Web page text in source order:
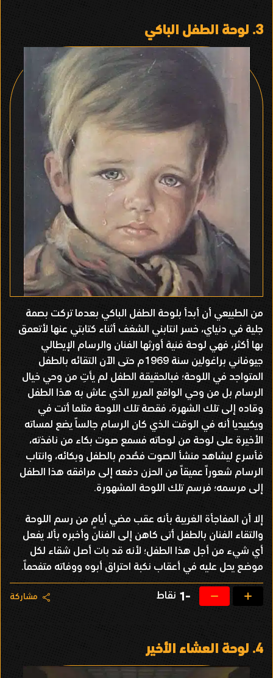
3. لوحة الطفل الباكي
من الطبيعي أن أبدأ بلوحة الطفل الباكي بعدما تركت بصمة
جلية في دنياي، خسر انتابني الشغف أثناء كتابتي عنها لأتعمق
بها أكثر، فهي لوحة فنية أورثها الفنان والرسام الإيطالي
جيوفاني براغولين سنة 1969م حتى الآن التقائه بالطفل
المتواجد في اللوحة؛ فبالحقيقة الطفل لم يأتِ من وحي خيال
الرسام بل من وحي الواقع المرير الذي عاش به هذا الطفل
وقاده إلى تلك الشهرة، فقصة تلك اللوحة مثلما أتت في
ويكبيديا أنه في الوقت الذي كان الرسام جالساً يضع لمساته
الأخيرة على لوحة من لوحاته فسمع صوت بكاء من نافذته،
فأسرع ليشاهد منشأ الصوت فصُدم بالطفل وبكائه، وانتاب
الرسام شعوراً عميقاً من الحزن دفعه إلى مرافقه هذا الطفل
إلى مرسمه؛ فرسم تلك اللوحة المشهورة.
إلا أن المفاجأة الغريبة بأنه عقب مضي أيامٍ من رسم اللوحة
والتقاء الفنان بالطفل أتى كاهن إلى الفنان وأخبره بألا يفعل
أي شيء من أجل هذا الطفل؛ لأنه قد بات أصل شقاء لكل
موضع يحل عليه في أعقاب نكبة احتراق أبوه ووفاته متفحماً.
-1 نقاط مشاركة
4. لوحة العشاء الأخير